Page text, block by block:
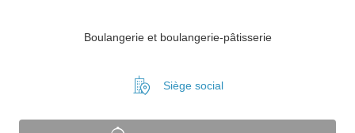
Boulangerie et boulangerie-pâtisserie
Siège social